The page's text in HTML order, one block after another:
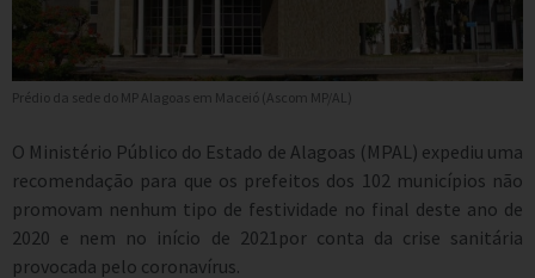
Prédio da sede do MP Alagoas em Maceió (Ascom MP/AL)
O Ministério Público do Estado de Alagoas (MPAL) expediu uma
recomendação para que os prefeitos dos 102 municípios não
promovam nenhum tipo de festividade no final deste ano de
2020 e nem no início de 2021por conta da crise sanitária
provocada pelo coronavírus.